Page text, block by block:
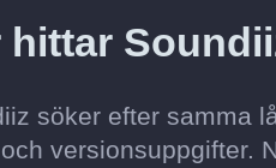
hittar
söker efter samma
versionsuppgifter.